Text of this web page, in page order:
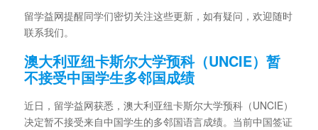
留学益网提醒同学们密切关注这些更新，如有疑问，欢迎随时
联系我们。
澳大利亚纽卡斯尔大学预科（UNCIE）暂
不接受中国学生多邻国成绩
近日，留学益网获悉，澳大利亚纽卡斯尔大学预科（UNCIE）
决定暂不接受来自中国学生的多邻国语言成绩。当前中国签证